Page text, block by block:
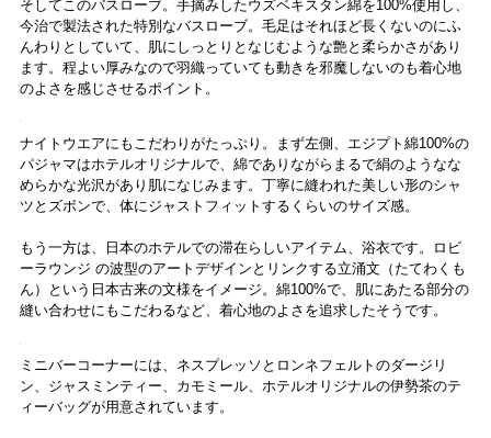
アメニティにヒマラヤ岩塩「ROSEBAY」のバスソルトが2種類
用意されているのでお風呂に入れるのをお忘れなく。バスソルト
の香りは季節によって変わるので、何の香りがあるかはお楽しみ
に。